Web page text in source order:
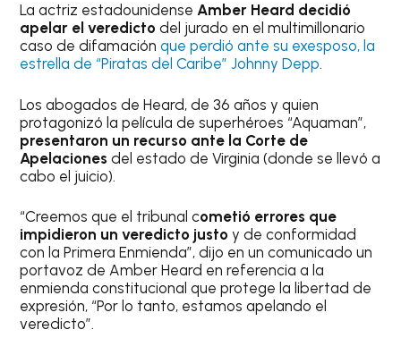
La actriz estadounidenseAmber Heard decidió
apelar el veredicto del jurado en el multimillonario
caso de difamaciónque perdió ante su exesposo, la
estrella de “Piratas del Caribe” Johnny Depp.
Los abogados de Heard, de 36 años y quien
protagonizó la película de superhéroes “Aquaman”,
presentaron un recurso ante la Corte de
Apelaciones del estado de Virginia (donde se llevó a
cabo el juicio).
“Creemos que el tribunal cometió errores que
impidieron un veredicto justo y de conformidad
con la Primera Enmienda”, dijo en un comunicado un
portavoz de Amber Heard en referencia a la
enmienda constitucional que protege la libertad de
expresión, “Por lo tanto, estamos apelando el
veredicto”.